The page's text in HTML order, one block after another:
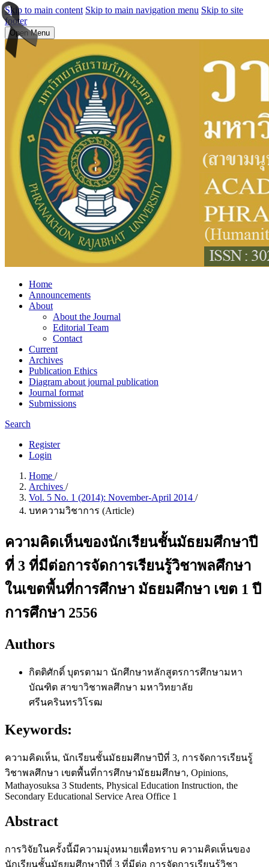
Skip to main content Skip to main navigation menu Skip to site
footer
Open Menu
Home
Announcements
About
About the Journal
Editorial Team
Contact
Current
Archives
Publication Ethics
Diagram about journal publication
Journal format
Submissions
Search
Register
Login
Home /
Archives /
Vol. 5 No. 1 (2014): November-April 2014 /
บทความวิชาการ (Article)
ความคิดเห็นของนักเรียนชั้นมัธยมศึกษาปี
ที่ 3 ที่มีต่อการจัดการเรียนรู้วิชาพลศึกษา
ในเขตพื้นที่การศึกษา มัธยมศึกษา เขต 1 ปี
การศึกษา 2556
Authors
กิตติศักดิ์ บุตรตามา นักศึกษาหลักสูตรการศึกษามหา
บัณฑิต สาขาวิชาพลศึกษา มหาวิทยาลัย
ศรีนครินทรวิโรฒ
Keywords:
ความคิดเห็น, นักเรียนชั้นมัธยมศึกษาปีที่ 3, การจัดการเรียนรู้
วิชาพลศึกษา เขตพื้นที่การศึกษามัธยมศึกษา, Opinions,
Mathayosuksa 3 Students, Physical Education Instruction, the
Secondary Educational Service Area Office 1
Abstract
การวิจัยในครั้งนี้มีความมุ่งหมายเพื่อทราบ ความคิดเห็นของ
นักเรียนชั้นมัธยมศึกษาปีที่ 3 ที่มีต่อ การจัดการเรียนรู้วิชา